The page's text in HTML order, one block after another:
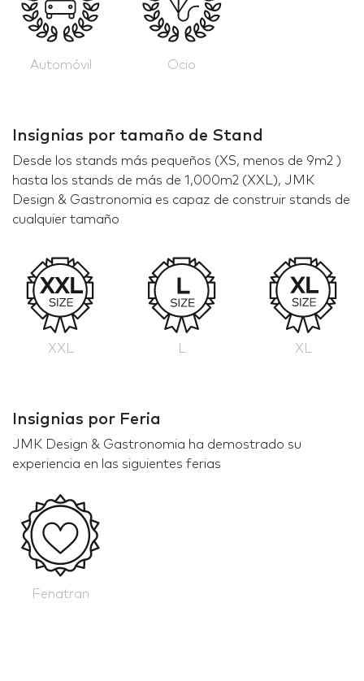
Automóvil Ocio
Insignias por tamaño de Stand
Desde los stands más pequeños (XS, menos de 9m2 )
hasta los stands de más de 1,000m2 (XXL), JMK
Design & Gastronomia es capaz de construir stands de
cualquier tamaño
XXL L XL
Insignias por Feria
JMK Design & Gastronomia ha demostrado su
experiencia en las siguientes ferias
Fenatran